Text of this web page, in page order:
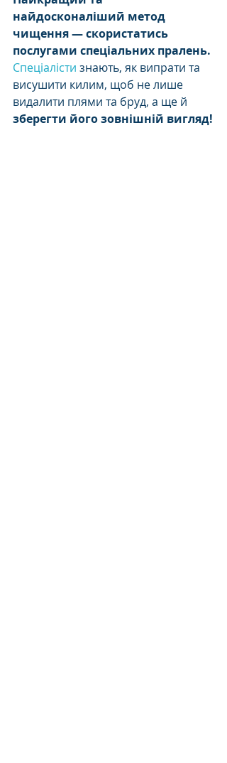
найдосконаліший метод
чищення — скористатись
послугами спеціальних пралень.
Спеціалісти знають, як випрати та
висушити килим, щоб не лише
видалити плями та бруд, а ще й
зберегти його зовнішній вигляд!